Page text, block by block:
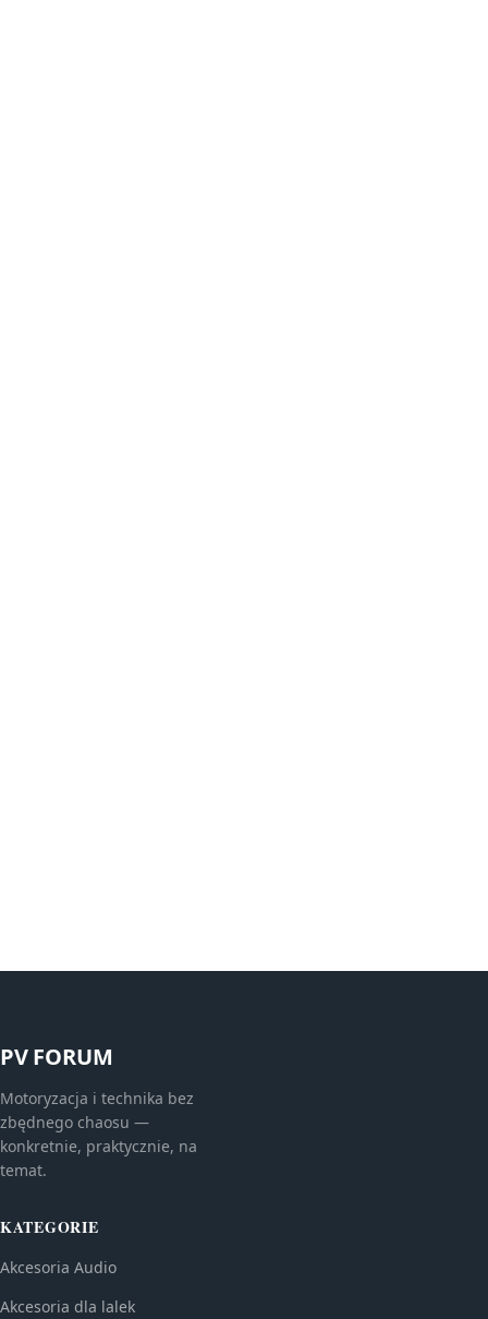
PV FORUM
Motoryzacja i technika bez
zbędnego chaosu —
konkretnie, praktycznie, na
temat.
KATEGORIE
Akcesoria Audio
Akcesoria dla lalek